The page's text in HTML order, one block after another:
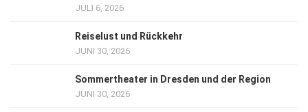
JULI 6, 2026
Reiselust und Rückkehr
JUNI 30, 2026
Sommertheater in Dresden und der Region
JUNI 30, 2026